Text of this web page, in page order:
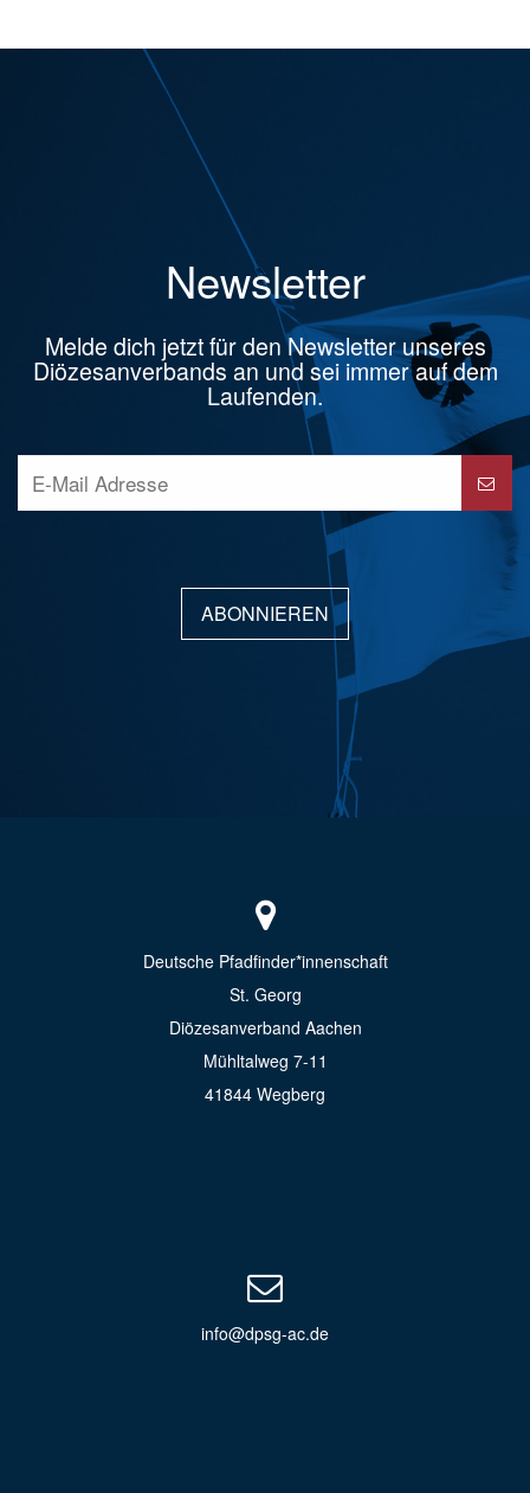
Newsletter
Melde dich jetzt für den Newsletter unseres
Diözesanverbands an und sei immer auf dem
Laufenden.
ABONNIEREN
Deutsche Pfadfinder*innenschaft
St. Georg
Diözesanverband Aachen
Mühltalweg 7-11
41844 Wegberg
info@dpsg-ac.de